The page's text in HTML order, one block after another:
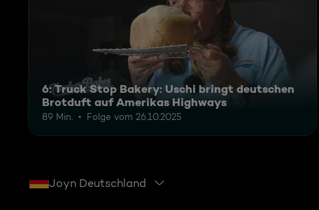
6: Truck Stop Bakery: Uschi bringt deutschen
Brotduft auf Amerikas Highways
89 Min. Folge vom 26.10.2025
Joyn Deutschland